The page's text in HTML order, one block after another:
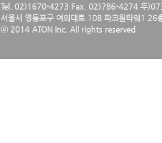
Tel. 02)1670-4273 Fax. 02)786-4274 우
서울시 영등포구 여의대로 108 파크원타워1 26
ⓒ 2014 ATON Inc. All rights reserved